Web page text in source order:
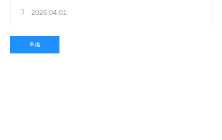
2026.04.01
準備